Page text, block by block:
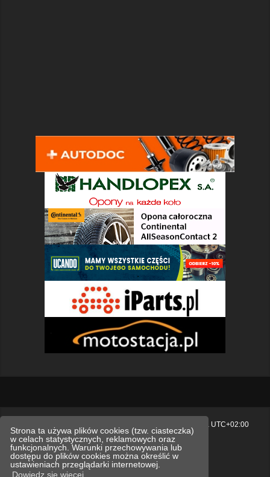
Strona ta używa plików cookies (tzw. ciasteczka)
w celach statystycznych, reklamowych oraz
funkcjonalnych. Warunki przechowywania lub
dostępu do plików cookies można określić w
ustawieniach przeglądarki internetowej.
Dowiedz się więcej
UTC+02:00
Polityka prywatności.
Technologię dostarczaphpBB® Forum Software © phpBB Limited
Polski pakiet językowy dostarczaphpBB.pl